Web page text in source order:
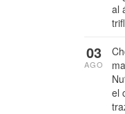
al
el
03
AGO